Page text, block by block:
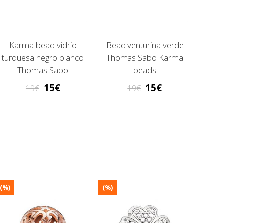
Karma bead vidrio
turquesa negro blanco
Thomas Sabo
19 15
Bead venturina verde
Thomas Sabo Karma
beads
19 15
(%) (%)